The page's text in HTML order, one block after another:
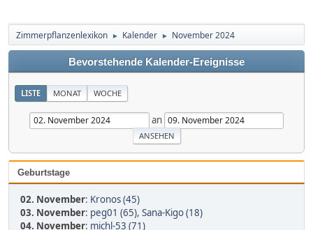
Zimmerpflanzenlexikon ► Kalender ► November 2024
Bevorstehende Kalender-Ereignisse
LISTE MONAT WOCHE
an
Geburtstage
02. November: Kronos (45)
03. November: peg01 (65), Sana-Kigo (18)
04. November: michl-53 (71)